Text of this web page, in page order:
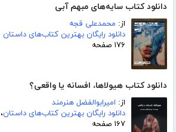
دانلود کتاب سایه‌های مبهم آبی
از: محمدعلی قجه
دانلود رایگان بهترین کتاب‌های داستان
۱۷۶ صفحه
دانلود کتاب هیولاها، افسانه یا واقعی؟
از: امیرابوالفضل هنرمند
دانلود رایگان بهترین کتاب‌های داستان،
۱۶۷ صفحه